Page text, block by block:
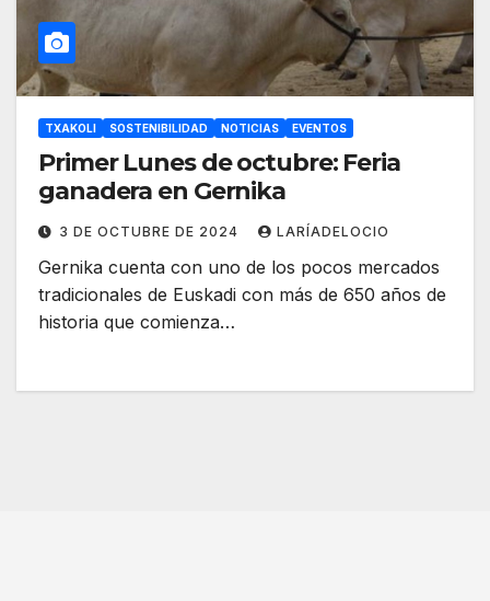
TXAKOLI SOSTENIBILIDAD NOTICIAS EVENTOS
Primer Lunes de octubre: Feria
ganadera en Gernika
3 DE OCTUBRE DE 2024 LARÍADELOCIO
Gernika cuenta con uno de los pocos mercados
tradicionales de Euskadi con más de 650 años de
historia que comienza…